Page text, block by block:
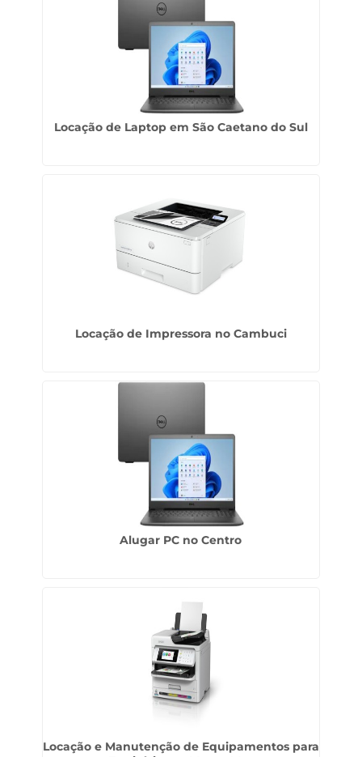
Locação de Laptop em São Caetano do Sul
Locação de Impressora no Cambuci
Alugar PC no Centro
Locação e Manutenção de Equipamentos para